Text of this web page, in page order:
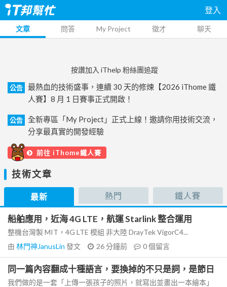
登入
文章 問答 My Project 徵才 聊天
按讚加入 iThelp 粉絲團追蹤
公告
最熱血的技術盛事，連續 30 天的修煉【2026 iThome 鐵
人賽】8 月 1 日賽事正式開啟！
公告
全新專區「My Project」正式上線！邀請你用技術交流，
分享最真實的開發經驗
前往 iThome鐵人賽
技術文章
最新 熱門 鐵人賽
船舶應用，近海 4G LTE，航運 Starlink 整合運用
整機台灣製 MIT，4G LTE 模組 非大陸 DrayTek VigorC4...
由 林門神JanusLin 發文 26 分鐘前 0個留言
同一篇內容翻成十種語言，要換掉的不只是詞，是節日
我們做的是一套「上傳一張孩子的照片，就寫出並畫出一本繪本」